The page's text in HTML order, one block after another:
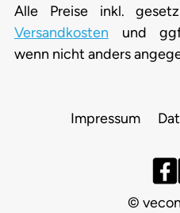
Alle Preise inkl.
Versandkosten und
wenn nicht anders
Impressum
©